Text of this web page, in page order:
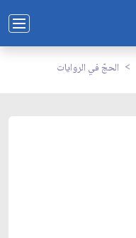
الحجّ في الروايات